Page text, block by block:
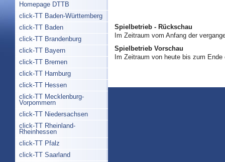
Homepage DTTB
click-TT Baden-Württemberg
click-TT Baden
click-TT Brandenburg
click-TT Bayern
click-TT Bremen
click-TT Hamburg
click-TT Hessen
click-TT Mecklenburg-
Vorpommern
click-TT Niedersachsen
click-TT Rheinland-
Rheinhessen
click-TT Pfalz
click-TT Saarland
Spielbetrieb - Rückschau
Im Zeitraum vom Anfang der
Spielbetrieb Vorschau
Im Zeitraum von heute bis zum